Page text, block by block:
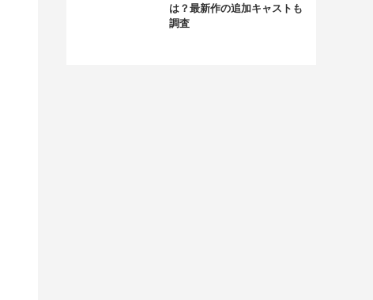
は？最新作の追加キャストも
調査